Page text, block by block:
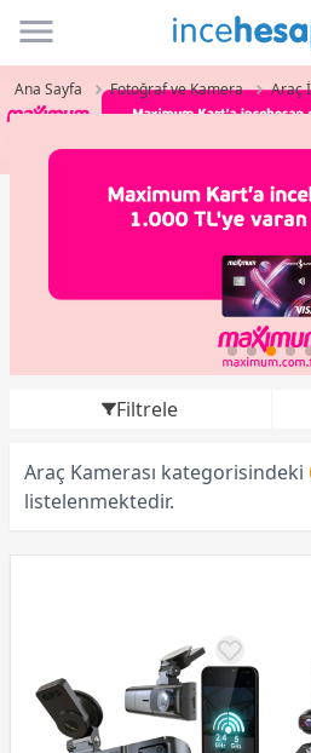
Incehesap
Ana Sayfa Fotoğraf ve Kamera Araç
Filtrele
Araç Kamerası kategorisindeki
listelenmektedir.